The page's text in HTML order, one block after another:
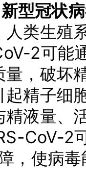
型冠状
人类生殖
2可能
量，破坏
起精子细
精液量、
CoV-2
，使病